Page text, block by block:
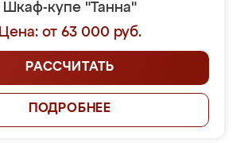
Шкаф-купе "Танна"
Цена: от 63 000 руб.
РАССЧИТАТЬ
ПОДРОБНЕЕ